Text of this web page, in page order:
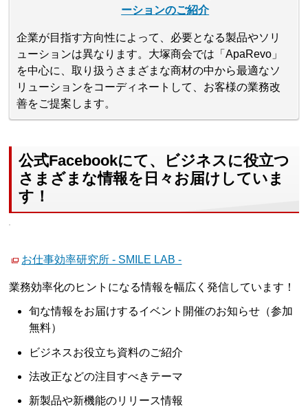
ーションのご紹介
企業が目指す方向性によって、必要となる製品やソリ
ューションは異なります。大塚商会では「ApaRevo」
を中心に、取り扱うさまざまな商材の中から最適なソ
リューションをコーディネートして、お客様の業務改
善をご提案します。
公式Facebookにて、ビジネスに役立つ
さまざまな情報を日々お届けしていま
す！
お仕事効率研究所 - SMILE LAB -
業務効率化のヒントになる情報を幅広く発信しています！
旬な情報をお届けするイベント開催のお知らせ（参加
無料）
ビジネスお役立ち資料のご紹介
法改正などの注目すべきテーマ
新製品や新機能のリリース情報